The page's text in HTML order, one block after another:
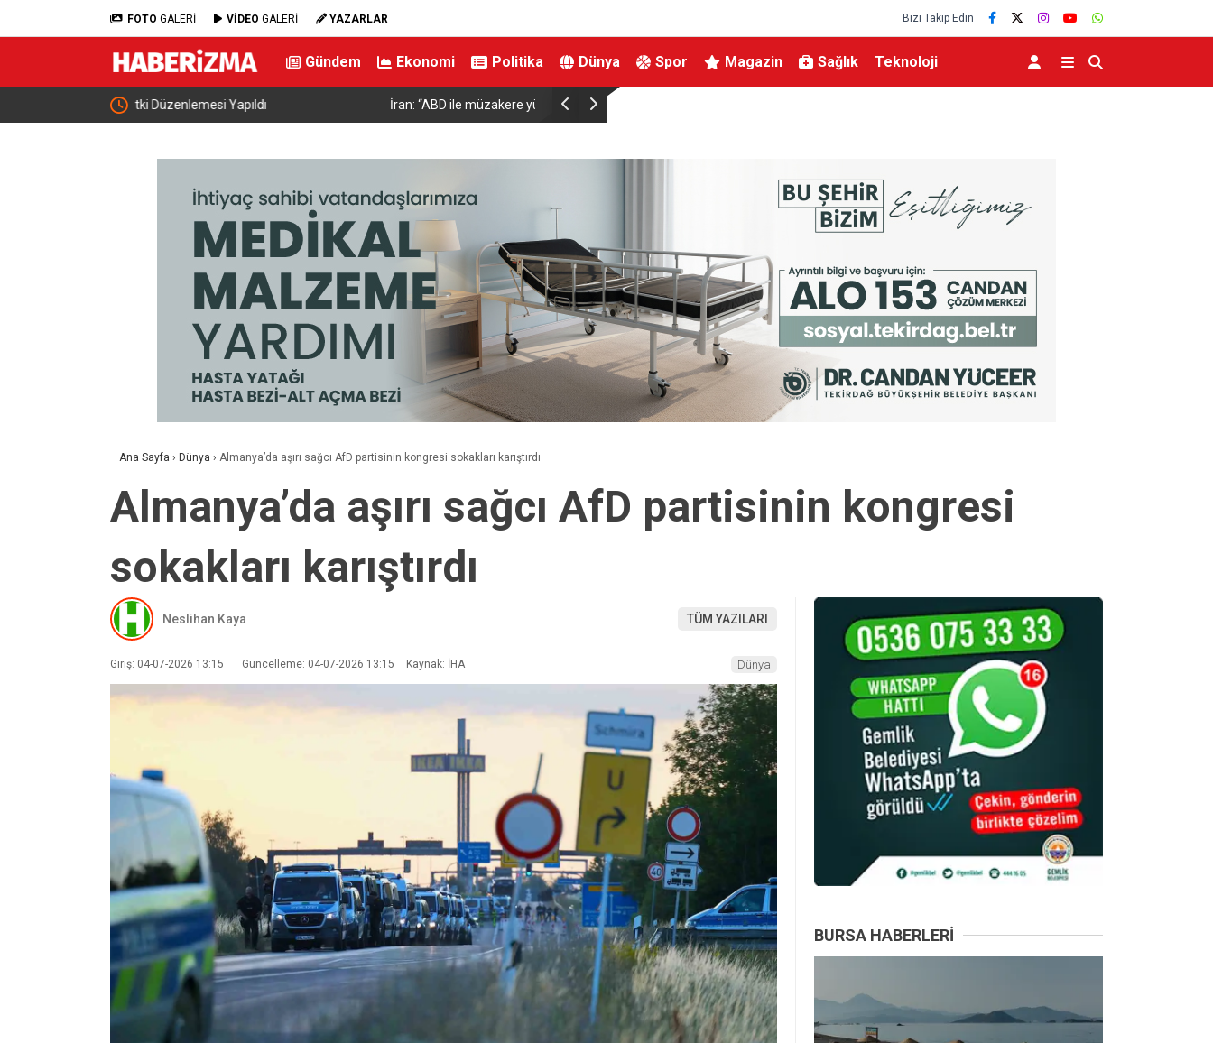
FOTO GALERİ VİDEO GALERİ YAZARLAR Bizi Takip Edin
Gündem Ekonomi Politika Dünya Spor Magazin Sağlık Teknoloji
İran: “ABD ile müzakere yürütmüyoruz sadece aracılar üzerinden Kestel’de yollar yenilenip genişletiliyor
Ana Sayfa › Dünya › Almanya’da aşırı sağcı AfD partisinin kongresi sokakları karıştırdı
Almanya’da aşırı sağcı AfD partisinin kongresi
sokakları karıştırdı
Neslihan Kaya TÜM YAZILARI
Giriş: 04-07-2026 13:15 Güncelleme: 04-07-2026 13:15 Kaynak: İHA Dünya
BURSA HABERLERI